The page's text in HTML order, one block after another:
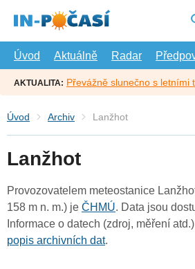
hlavní
Úvod
Aktuálně Radar
AKTUALITA: Převážně slunečno s letními
Úvod Archiv Lanžhot
Lanžhot
Provozovatelem meteostanice
158 m n. m.) je ČHMÚ. Data jsou
Informace o datech (zdroj, měření
popis archivních dat.